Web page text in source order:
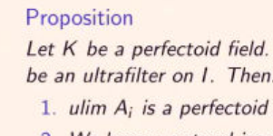
Tous les instituts